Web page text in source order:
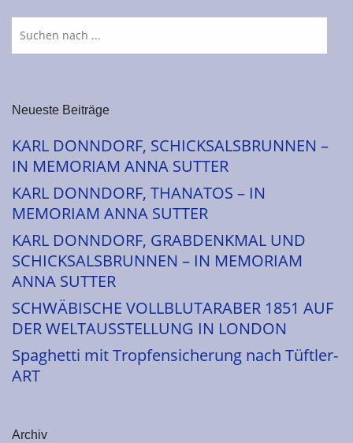
Neueste Beiträge
KARL DONNDORF, SCHICKSALSBRUNNEN –
IN MEMORIAM ANNA SUTTER
KARL DONNDORF, THANATOS – IN
MEMORIAM ANNA SUTTER
KARL DONNDORF, GRABDENKMAL UND
SCHICKSALSBRUNNEN – IN MEMORIAM
ANNA SUTTER
SCHWÄBISCHE VOLLBLUTARABER 1851 AUF
DER WELTAUSSTELLUNG IN LONDON
Spaghetti mit Tropfensicherung nach Tüftler-
ART
Archiv